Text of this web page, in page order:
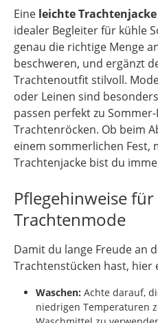
Eine leichte Trachtenjacke
idealer Begleiter für kühle
genau die richtige Menge
beschweren, und ergänzt
Trachtenoutfit stilvoll.
oder Leinen sind
passen perfekt zu
Trachtenröcken. Ob beim
einem sommerlichen Fest,
Trachtenjacke bist du
Pflegehinweise
Trachtenmode
Damit du lange Freude an
Trachtenstücken hast, hier
Waschen: Achte darauf,
niedrigen Temperaturen